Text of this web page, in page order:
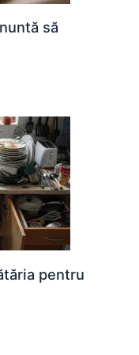
să
pentru